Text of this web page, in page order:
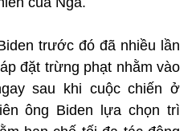
trước đó đã nhiều lần
đặt trừng phạt nhằm vào
sau khi cuộc chiến ở
ông Biden lựa chọn trì